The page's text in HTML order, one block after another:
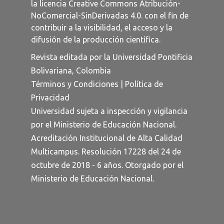
la licencia Creative Commons Atribución-
NoComercial-SinDerivadas 4.0. con el fin de
contribuir a la visibilidad, el acceso y la
difusión de la producción científica.
Revista editada por la Universidad Pontificia
Bolivariana, Colombia
Términos y Condiciones
Política de
Privacidad
Universidad sujeta a inspección y vigilancia
por el Ministerio de Educación Nacional.
Acreditación Institucional de Alta Calidad
Multicampus. Resolución 17228 del 24 de
octubre de 2018 - 6 años. Otorgado por el
Ministerio de Educación Nacional.